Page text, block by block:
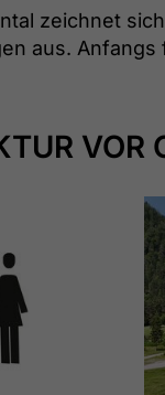
zeichnet
aus.
von dort leicht
VOR